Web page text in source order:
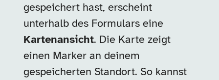
gespeichert hast, erscheint
unterhalb des Formulars eine
Kartenansicht. Die Karte zeigt
einen Marker an deinem
gespeicherten Standort. So kannst